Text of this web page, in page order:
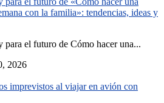
con la familia»: tendencias, ideas y
para el futuro de Cómo hacer una...
2026
imprevistos al viajar en avión con